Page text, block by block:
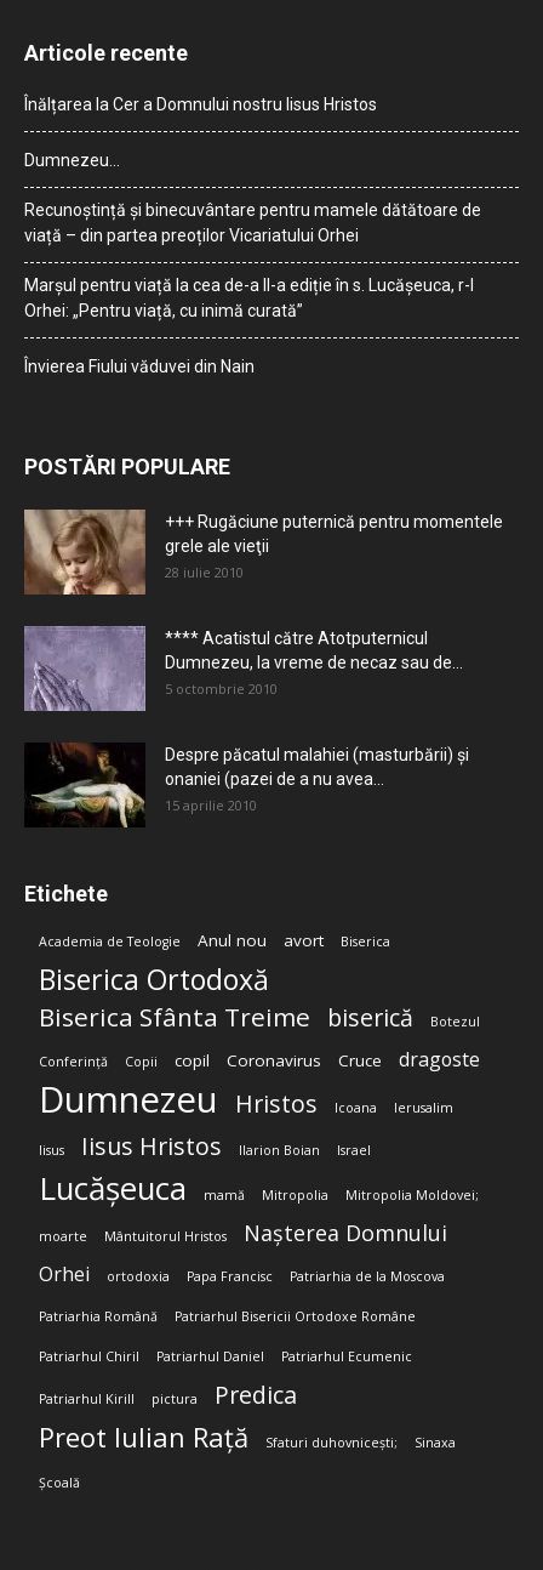
Articole recente
Înălțarea la Cer a Domnului nostru Iisus Hristos
Dumnezeu…
Recunoștință și binecuvântare pentru mamele dătătoare de
viață – din partea preoților Vicariatului Orhei
Marșul pentru viață la cea de-a II-a ediție în s. Lucășeuca, r-l
Orhei: „Pentru viață, cu inimă curată”
Învierea Fiului văduvei din Nain
POSTĂRI POPULARE
+++ Rugăciune puternică pentru momentele
grele ale vieţii
28 iulie 2010
**** Acatistul către Atotputernicul
Dumnezeu, la vreme de necaz sau de...
5 octombrie 2010
Despre păcatul malahiei (masturbării) şi
onaniei (pazei de a nu avea...
15 aprilie 2010
Etichete
Academia de Teologie Anul nou avort Biserica
Biserica Ortodoxă
Biserica Sfânta Treime biserică Botezul
Conferință Copii copil Coronavirus Cruce dragoste
Dumnezeu Hristos Icoana Ierusalim
Iisus Iisus Hristos Ilarion Boian Israel
Lucășeuca mamă Mitropolia Mitropolia Moldovei;
moarte Mântuitorul Hristos Nașterea Domnului
Orhei ortodoxia Papa Francisc Patriarhia de la Moscova
Patriarhia Română Patriarhul Bisericii Ortodoxe Române
Patriarhul Chiril Patriarhul Daniel Patriarhul Ecumenic
Patriarhul Kirill pictura Predica
Preot Iulian Rață Sfaturi duhovnicești; Sinaxa
Școală